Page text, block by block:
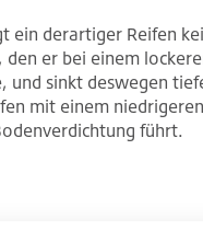
ein derartiger Reifen
den er bei einem
und sinkt deswegen
mit einem
führt.